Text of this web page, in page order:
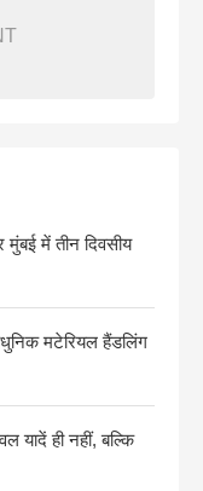
मुंबई में तीन दिवसीय
मटेरियल हैंडलिंग
ही नहीं, बल्कि